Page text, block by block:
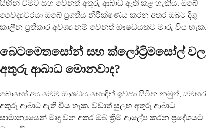
සිහින් වීමට සහ වෙනත් අතුරු ආබාධ ඇති කළ හැකිය. ඔබේ
වෛද්‍යවරයා ඔබේ ප්‍රගතිය නිරීක්ෂණය කරන අතර ඔබට දිගු
කාලීන ප්‍රතිකාර අවශ්‍ය නම් වෙනත් ඖෂධයකට මාරු විය හැක.
බෙටමෙතසෝන් සහ ක්ලෝට්‍රිමසෝල් වල
අතුරු ආබාධ මොනවාද?
බොහෝ අය මෙම ඖෂධය හොඳින් ඉවසා සිටින නමුත්, සමහර
අතුරු ආබාධ ඇති විය හැක. වඩාත් සුලභ අතුරු ආබාධ
සාමාන්‍යයෙන් මෘදු වන අතර ඔබ ක්‍රීම් ආලේප කරන ප්‍රදේශයට